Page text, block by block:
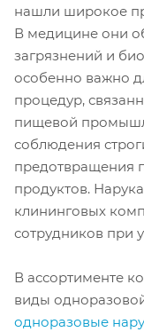
нашли широкое
В медицине они
загрязнений и
особенно важно
процедур,
пищевой
соблюдения
предотвращения
продуктов.
клининговых
сотрудников при
В ассортименте
виды
одноразовые